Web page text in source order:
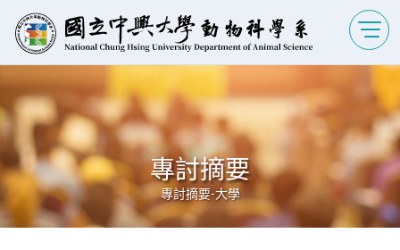
專討摘要
專討摘要-大學